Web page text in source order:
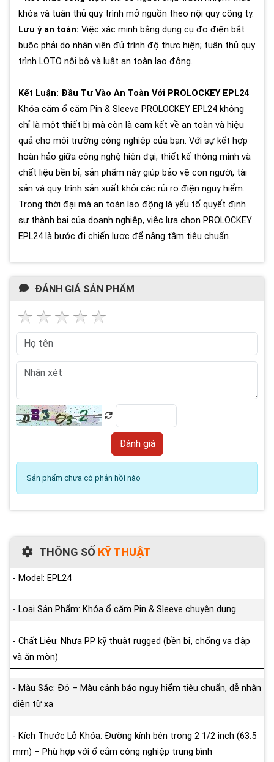
khóa và tuân thủ quy trình mở nguồn theo nội quy công ty.
Lưu ý an toàn: Việc xác minh bằng dụng cụ đo điện bắt
buộc phải do nhân viên đủ trình độ thực hiện; tuân thủ quy
trình LOTO nội bộ và luật an toàn lao động.
Kết Luận: Đầu Tư Vào An Toàn Với PROLOCKEY EPL24
Khóa cắm ổ cắm Pin & Sleeve PROLOCKEY EPL24 không
chỉ là một thiết bị mà còn là cam kết về an toàn và hiệu
quả cho môi trường công nghiệp của bạn. Với sự kết hợp
hoàn hảo giữa công nghệ hiện đại, thiết kế thông minh và
chất liệu bền bỉ, sản phẩm này giúp bảo vệ con người, tài
sản và quy trình sản xuất khỏi các rủi ro điện nguy hiểm.
Trong thời đại mà an toàn lao động là yếu tố quyết định
sự thành bại của doanh nghiệp, việc lựa chọn PROLOCKEY
EPL24 là bước đi chiến lược để nâng tầm tiêu chuẩn.
ĐÁNH GIÁ SẢN PHẨM
Sản phẩm chưa có phản hồi nào
THÔNG SỐ KỸ THUẬT
- Model: EPL24
- Loại Sản Phẩm: Khóa ổ cắm Pin & Sleeve chuyên dụng
- Chất Liệu: Nhựa PP kỹ thuật rugged (bền bỉ, chống va đập
và ăn mòn)
- Màu Sắc: Đỏ – Màu cảnh báo nguy hiểm tiêu chuẩn, dễ nhận
diện từ xa
- Kích Thước Lỗ Khóa: Đường kính bên trong 2 1/2 inch (63.5
mm) – Phù hợp với ổ cắm công nghiệp trung bình